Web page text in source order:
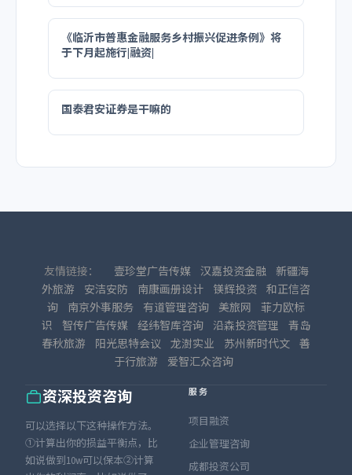
《临沂市普惠金融服务乡村振兴促进条例》将
于下月起施行|融资|
国泰君安证券是干嘛的
友情链接： 壹珍堂广告传媒 汉嘉投资金融
新疆海
外旅游
安洁安防 南康画册设计 镁辉投资 和正信咨
询
南京外事服务 有道管理咨询 美旅网
菲力欧标
识
智传广告传媒 经纬智库咨询 沿森投资管理
青岛
春秋旅游
阳光思特会议 龙澍实业 苏州新时代文 善
于行旅游
爱智汇众咨询
资深投资咨询
可以选择以下这种操作方法。
①计算出你的损益平衡点，比
如说做到10w可以保本②计算
服务
项目融资
企业管理咨询
成都投资公司